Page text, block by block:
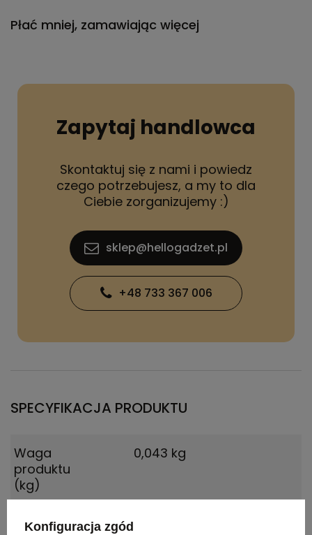
Płać mniej, zamawiając więcej
Zapytaj handlowca
Skontaktuj się z nami i powiedz
czego potrzebujesz, a my to dla
Ciebie zorganizujemy :)
sklep@hellogadzet.pl
+48 733 367 006
SPECYFIKACJA PRODUKTU
Waga
produktu
(kg)
0,043 kg
Materiał
Konfiguracja zgód